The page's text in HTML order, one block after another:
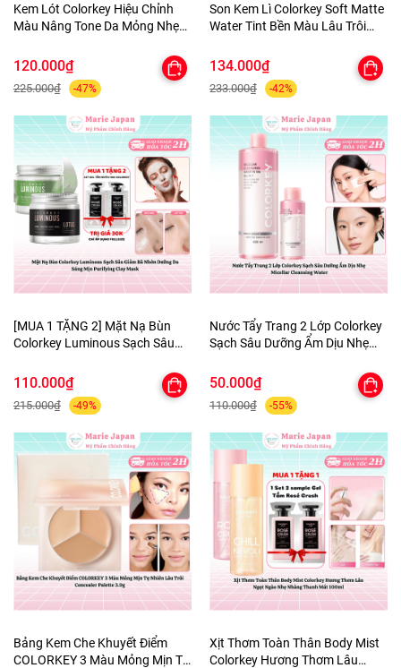
Kem Lót Colorkey Hiệu Chỉnh
Màu Nâng Tone Da Mỏng Nhẹ
Primer 30g - TẶNG 1 BÔNG MÚT
120.000₫
225.000₫ -47%
Son Kem Lì Colorkey Soft Matte
Water Tint Bền Màu Lâu Trôi
MÚT TÍM
134.000₫
233.000₫ -42%
[MUA 1 TẶNG 2] Mặt Nạ Bùn
Colorkey Luminous Sạch Sâu
Mịn Purifying Clay Mask - TẶNG
SET SAMPLE 2 GEL TẮM
110.000₫
215.000₫ -49%
Nước Tẩy Trang 2 Lớp Colorkey
Sạch Sâu Dưỡng Ẩm Dịu Nhẹ
50.000₫
110.000₫ -55%
Bảng Kem Che Khuyết Điểm
COLORKEY 3 Màu Mỏng Mịn Tự
Xịt Thơm Toàn Thân Body Mist
Colorkey Hương Thơm Lâu